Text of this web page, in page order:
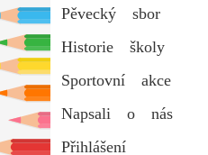
Pěvecký sbor
Historie školy
Sportovní akce
Napsali o nás
Přihlášení